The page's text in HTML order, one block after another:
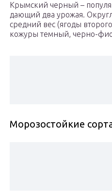
Крымский черный –
дающий два урожая.
средний вес (ягоды
кожуры темный, черно-
Морозостойкие